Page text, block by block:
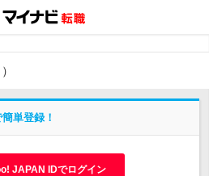
単登録！
JAPAN IDでログイン